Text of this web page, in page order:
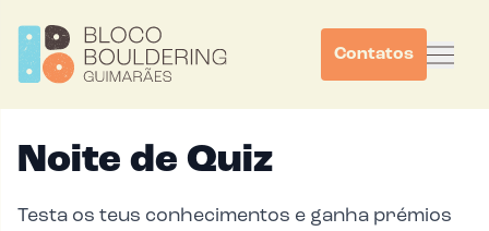
Contatos
Noite de Quiz
Testa os teus conhecimentos e ganha prémios